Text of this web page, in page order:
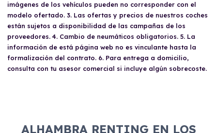
imágenes de los vehículos pueden no corresponder con el
modelo ofertado. 3. Las ofertas y precios de nuestros coches
están sujetos a disponibilidad de las campañas de los
proveedores. 4. Cambio de neumáticos obligatorios. 5. La
información de está página web no es vinculante hasta la
formalización del contrato. 6. Para entrega a domicilio,
consulta con tu asesor comercial si incluye algún sobrecoste.
ALHAMBRA RENTING EN LOS